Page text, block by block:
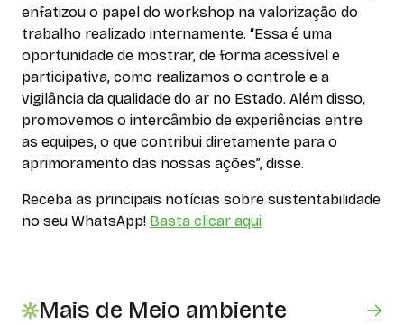
enfatizou o papel do workshop na valorização do
trabalho realizado internamente. “Essa é uma
oportunidade de mostrar, de forma acessível e
participativa, como realizamos o controle e a
vigilância da qualidade do ar no Estado. Além disso,
promovemos o intercâmbio de experiências entre
as equipes, o que contribui diretamente para o
aprimoramento das nossas ações”, disse.
Receba as principais notícias sobre sustentabilidade
no seu WhatsApp! Basta clicar aqui
Mais de Meio ambiente